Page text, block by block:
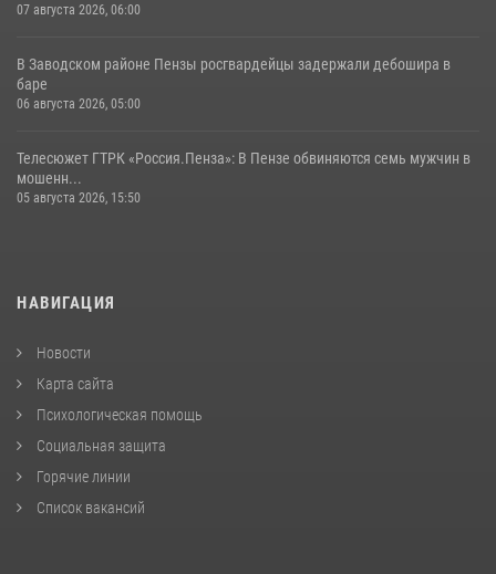
07 августа 2026, 06:00
В Заводском районе Пензы росгвардейцы задержали дебошира в
баре
06 августа 2026, 05:00
Телесюжет ГТРК «Россия.Пенза»: В Пензе обвиняются семь мужчин в
мошенн...
05 августа 2026, 15:50
НАВИГАЦИЯ
Новости
Карта сайта
Психологическая помощь
Социальная защита
Горячие линии
Список вакансий